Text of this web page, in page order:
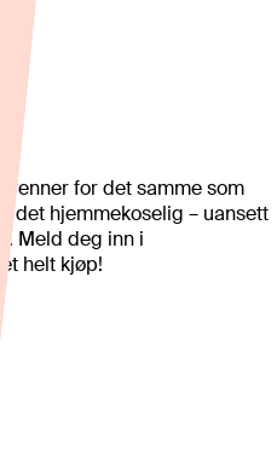
for det samme som
det hjemmekoselig – uansett
Meld deg inn i
helt kjøp!